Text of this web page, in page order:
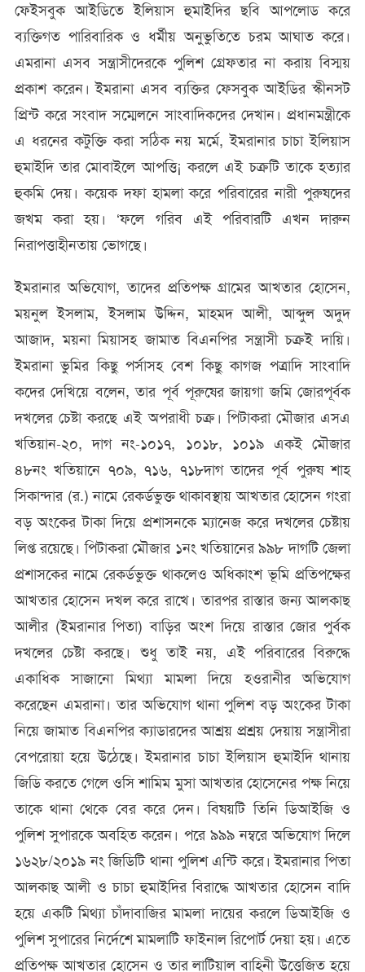
ফেইসবুক আইডিতে ইলিয়াস হুমাইদির ছবি আপলোড করে
ব্যক্তিগত পারিবারিক ও ধর্মীয় অনুভুতিতে চরম আঘাত করে।
এমরানা এসব সন্ত্রাসীদেরকে পুলিশ গ্রেফতার না করায় বিস্ময়
প্রকাশ করেন। ইমরানা এসব ব্যক্তির ফেসবুক আইডির স্কীনসট
প্রিন্ট করে সংবাদ সম্মেলনে সাংবাদিকদের দেখান। প্রধানমন্ত্রীকে
এ ধরনের কটুক্তি করা সঠিক নয় মর্মে, ইমরানার চাচা ইলিয়াস
হুমাইদি তার মোবাইলে আপত্তি¡ করলে এই চক্রটি তাকে হত্যার
হুকমি দেয়। কয়েক দফা হামলা করে পরিবারের নারী পুরুষদের
জখম করা হয়। ‘ফলে গরিব এই পরিবারটি এখন দারুন
নিরাপত্তাহীনতায় ভোগছে।
ইমরানার অভিযোগ, তাদের প্রতিপক্ষ গ্রামের আখতার হোসেন,
ময়নুল ইসলাম, ইসলাম উদ্দিন, মাহমদ আলী, আব্দুল অদুদ
আজাদ, ময়না মিয়াসহ জামাত বিএনপির সন্ত্রাসী চক্রই দায়ি।
ইমরানা ভুমির কিছু পর্সাসহ বেশ কিছু কাগজ পত্রাদি সাংবাদি
কদের দেখিয়ে বলেন, তার পূর্ব পূরুষের জায়গা জমি জোরপূর্বক
দখলের চেষ্টা করছে এই অপরাধী চক্র। পিটাকরা মৌজার এসএ
খতিয়ান-২০, দাগ নং-১০১৭, ১০১৮, ১০১৯ একই মৌজার
৪৮নং খতিয়ানে ৭০৯, ৭১৬, ৭১৮দাগ তাদের পূর্ব পুরুষ শাহ
সিকান্দার (র.) নামে রেকর্ডভুক্ত থাকাবস্থায় আখতার হোসেন গংরা
বড় অংকের টাকা দিয়ে প্রশাসনকে ম্যানেজ করে দখলের চেষ্টায়
লিপ্ত রয়েছে। পিটাকরা মৌজার ১নং খতিয়ানের ৯৯৮ দাগটি জেলা
প্রশাসকের নামে রেকর্ডভুক্ত থাকলেও অধিকাংশ ভূমি প্রতিপক্ষের
আখতার হোসেন দখল করে রাখে। তারপর রাস্তার জন্য আলকাছ
আলীর (ইমরানার পিতা) বাড়ির অংশ দিয়ে রাস্তার জোর পুর্বক
দখলের চেষ্টা করছে। শুধু তাই নয়, এই পরিবারের বিরুদ্ধে
একাধিক সাজানো মিথ্যা মামলা দিয়ে হওরানীর অভিযোগ
করেছেন এমরানা। তার অভিযোগ থানা পুলিশ বড় অংকের টাকা
নিয়ে জামাত বিএনপির ক্যাডারদের আশ্রয় প্রশ্রয় দেয়ায় সন্ত্রাসীরা
বেপরোয়া হয়ে উঠেছে। ইমরানার চাচা ইলিয়াস হুমাইদি থানায়
জিডি করতে গেলে ওসি শামিম মুসা আখতার হোসেনের পক্ষ নিয়ে
তাকে থানা থেকে বের করে দেন। বিষয়টি তিনি ডিআইজি ও
পুলিশ সুপারকে অবহিত করেন। পরে ৯৯৯ নম্বরে অভিযোগ দিলে
১৬২৮/২০১৯ নং জিডিটি থানা পুলিশ এন্টি করে। ইমরানার পিতা
আলকাছ আলী ও চাচা হুমাইদির বিরাদ্ধে আখতার হোসেন বাদি
হয়ে একটি মিথ্যা চাঁদাবাজির মামলা দায়ের করলে ডিআইজি ও
পুলিশ সুপারের নির্দেশে মামলাটি ফাইনাল রিপোর্ট দেয়া হয়। এতে
প্রতিপক্ষ আখতার হোসেন ও তার লাটিয়াল বাহিনী উত্তেজিত হয়ে